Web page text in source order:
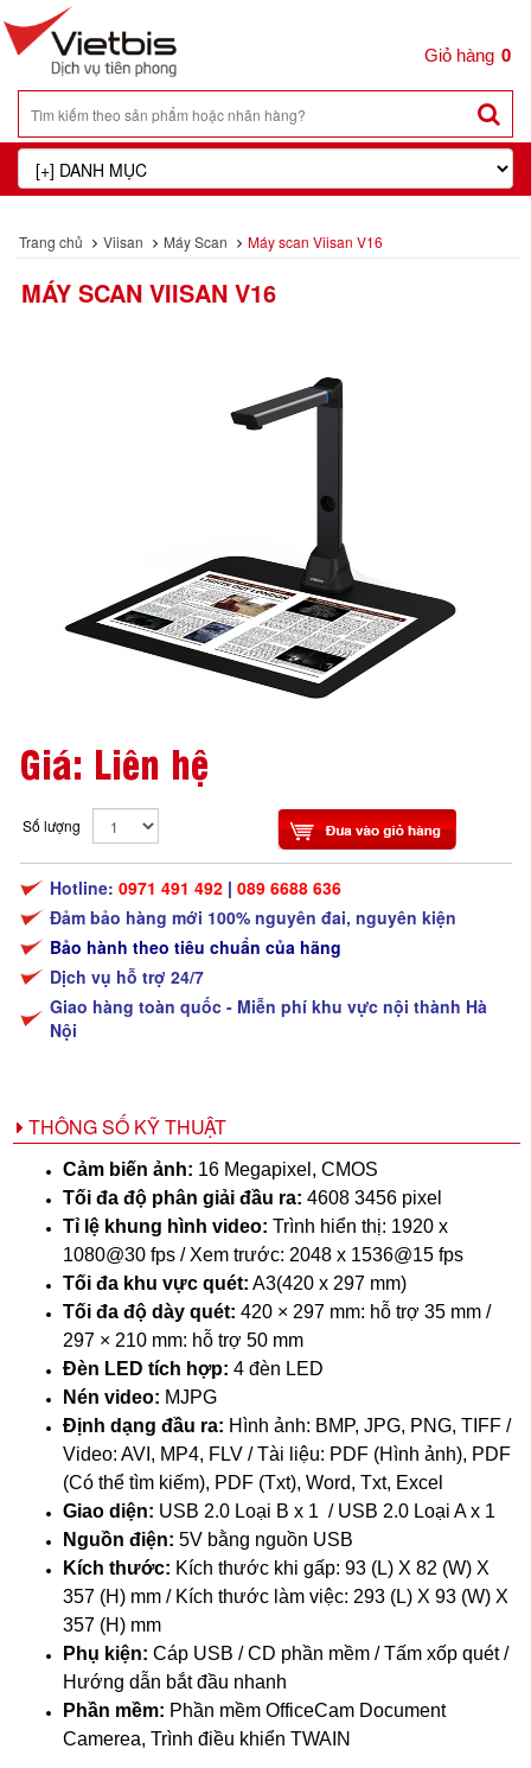
0
Trang chủ Viisan Máy Scan Máy scan Viisan V16
MÁY SCAN VIISAN V16
Giá: Liên hệ
Số lượng
Hotline: 0971 491 492 | 089 6688 636
Đảm bảo hàng mới 100% nguyên đai, nguyên kiện
Bảo hành theo tiêu chuẩn của hãng
Dịch vụ hỗ trợ 24/7
Giao hàng toàn quốc - Miễn phí khu vực nội thành Hà
Nội
THÔNG SỐ KỸ THUẬT
Cảm biến ảnh: 16 Megapixel, CMOS
Tối đa độ phân giải đầu ra: 4608 3456 pixel
Tỉ lệ khung hình video: Trình hiển thị: 1920 x
1080@30 fps / Xem trước: 2048 x 1536@15 fps
Tối đa khu vực quét: A3(420 x 297 mm)
Tối đa độ dày quét: 420 × 297 mm: hỗ trợ 35 mm /
297 × 210 mm: hỗ trợ 50 mm
Đèn LED tích hợp: 4 đèn LED
Nén video: MJPG
Định dạng đầu ra: Hình ảnh: BMP, JPG, PNG, TIFF /
Video: AVI, MP4, FLV / Tài liệu: PDF (Hình ảnh), PDF
(Có thể tìm kiếm), PDF (Txt), Word, Txt, Excel
Giao diện: USB 2.0 Loại B x 1 / USB 2.0 Loại A x 1
Nguồn điện: 5V bằng nguồn USB
Kích thước: Kích thước khi gấp: 93 (L) X 82 (W) X
357 (H) mm / Kích thước làm việc: 293 (L) X 93 (W) X
357 (H) mm
Phụ kiện: Cáp USB / CD phần mềm / Tấm xốp quét /
Hướng dẫn bắt đầu nhanh
Phần mềm: Phần mềm OfficeCam Document
Camerea, Trình điều khiển TWAIN